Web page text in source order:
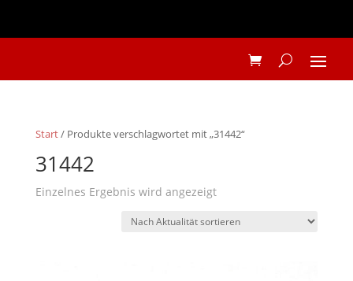
Start/ Produkte verschlagwortet mit „31442“
31442
Einzelnes Ergebnis wird angezeigt